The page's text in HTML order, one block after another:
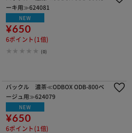
ーキ用≫624081
NEW
¥650
6ポイント(1倍)
(0)
バックル 濃茶≪ODBOX ODB-800ベ
ージュ用≫624079
NEW
¥650
6ポイント(1倍)
購入手続きへ